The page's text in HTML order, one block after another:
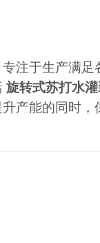
注于生产满足
旋转式苏打水
产能的同时，